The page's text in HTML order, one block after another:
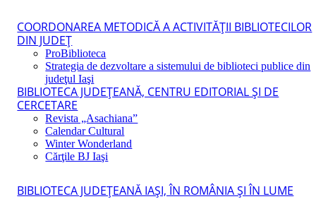
COORDONAREA METODICĂ A ACTIVITĂŢII BIBLIOTECILOR
DIN JUDEŢ
ProBiblioteca
Strategia de dezvoltare a sistemului de biblioteci publice din
judeţul Iaşi
BIBLIOTECA JUDEŢEANĂ, CENTRU EDITORIAL ŞI DE
CERCETARE
Revista „Asachiana”
Calendar Cultural
Winter Wonderland
Cărţile BJ Iaşi
BIBLIOTECA JUDEŢEANĂ IAŞI, ÎN ROMÂNIA ŞI ÎN LUME